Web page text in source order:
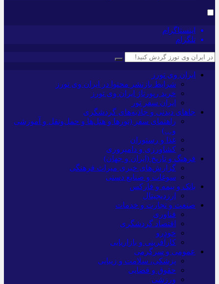
اینستاگرام
تلگرام
ایران وی تورز
شرایط بازنشر محتوا در ایران وی تورز
خرید رپورتاژ ایران وی تورز
ایران سفر تور
جاهای دیدنی و جاذبه‌های گردشگری
راهنمای سفر (تورها و هتل‌ها و حمل‌و‌نقل و آموزشی
و…)
غذا و رستوران
کشاورزی و دامپروری
فرهنگ و تاریخ (ایران و جهان)
گزارش‌های خبری میراث فرهنگی
سوغات و صنایع دستی
بانک و بیمه و فارکس
ارزدیجیتال
صنعت و تجارت و خدمات
فناوری
اقتصاد گردشگری
خودرو
کارآفرینی و بازاریابی
عمومی و سرگرمی
پزشکی، سلامت و زیبایی
حقوق و قضایی
ورزشی